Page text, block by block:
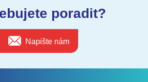
poradit?
Napište nám